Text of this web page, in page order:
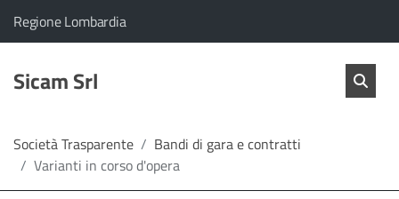
Home
Servizi
Linea
Il comune di Sicam Srl appartiene a:
Regione Lombardia(Apre il link in una nuova scheda)
Sicam Srl salta
Società Trasparente
Bandi di gara e contratti
Varianti in corso d'opera